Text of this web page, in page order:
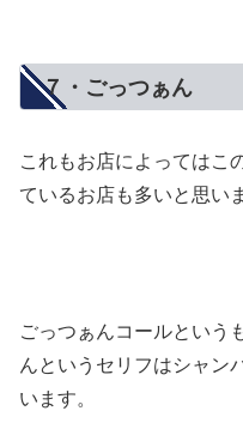
７・ごっつぁん
これもお店によってはこ
ているお店も多いと思い
ごっつぁんコールという
んというセリフはシャン
います。